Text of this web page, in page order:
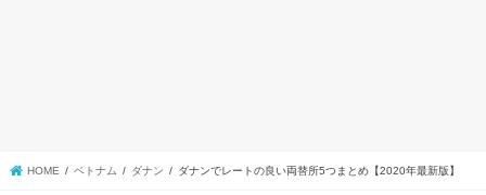
HOME ベトナム ダナン ダナンでレートの良い両替所5つまとめ【2020年最新版】